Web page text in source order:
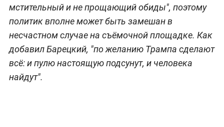
мстительный и не прощающий обиды", поэтому
политик вполне может быть замешан в
несчастном случае на съёмочной площадке. Как
добавил Барецкий, "по желанию Трампа сделают
всё: и пулю настоящую подсунут, и человека
найдут".